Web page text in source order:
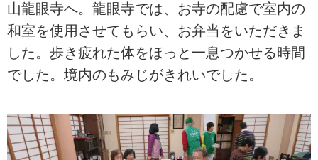
山龍眼寺へ。龍眼寺では、お寺の配慮で室内の
和室を使用させてもらい、お弁当をいただきま
した。歩き疲れた体をほっと一息つかせる時間
でした。境内のもみじがきれいでした。